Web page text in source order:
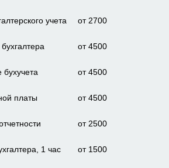
учета от 2700
от 4500
бухучета от 4500
платы от 4500
от 2500
1 час от 1500